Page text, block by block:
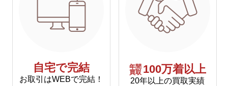
自宅で完結
お取引はWEBで完結！
年間
買取 100万着以上
20年以上の買取実績